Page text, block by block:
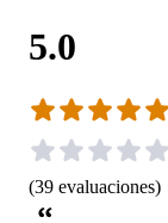
5.0
(39 evaluaciones)